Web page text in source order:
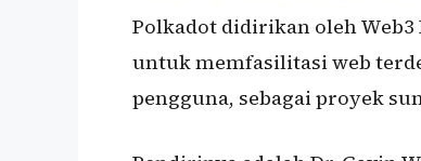
Polkadot didirikan oleh
untuk memfasilitasi web
pengguna, sebagai proyek